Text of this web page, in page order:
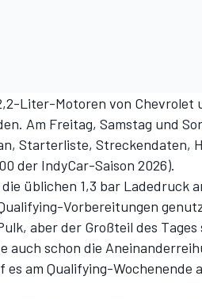
Liter-Motoren von Chevrolet
Am Freitag, Samstag und
Starterliste, Streckendaten,
der IndyCar-Saison 2026).
üblichen 1,3 bar Ladedruck
Vorbereitungen
aber der Großteil des Tages
auch schon die
am Qualifying-Wochenende